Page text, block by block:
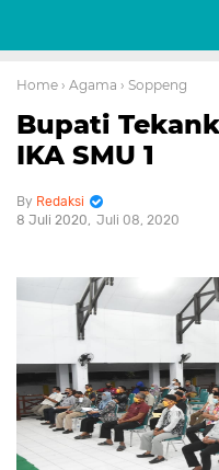
Home › Agama › Soppeng
Bupati
IKA SMU 1
Redaksi
8 Juli 2020
Juli 08, 2020